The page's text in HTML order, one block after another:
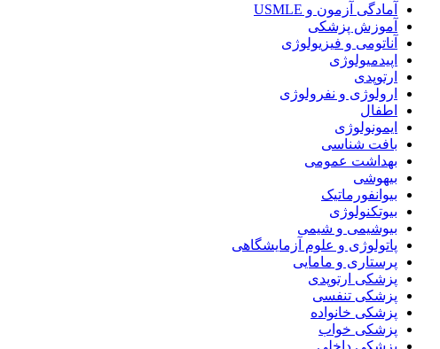
آمادگی آزمون و USMLE
آموزش پزشکی
آناتومی و فیزیولوژی
اپیدمیولوژی
ارتوپدی
ارولوژی و نفرولوژی
اطفال
ایمونولوژی
بافت شناسی
بهداشت عمومی
بیهوشی
بیوانفورماتیک
بیوتکنولوژی
بیوشیمی و شیمی
پاتولوژی و علوم آزمایشگاهی
پرستاری و مامایی
پزشکی ارتوپدی
پزشکی تنفسی
پزشکی خانواده
پزشکی خواب
پزشکی داخلی